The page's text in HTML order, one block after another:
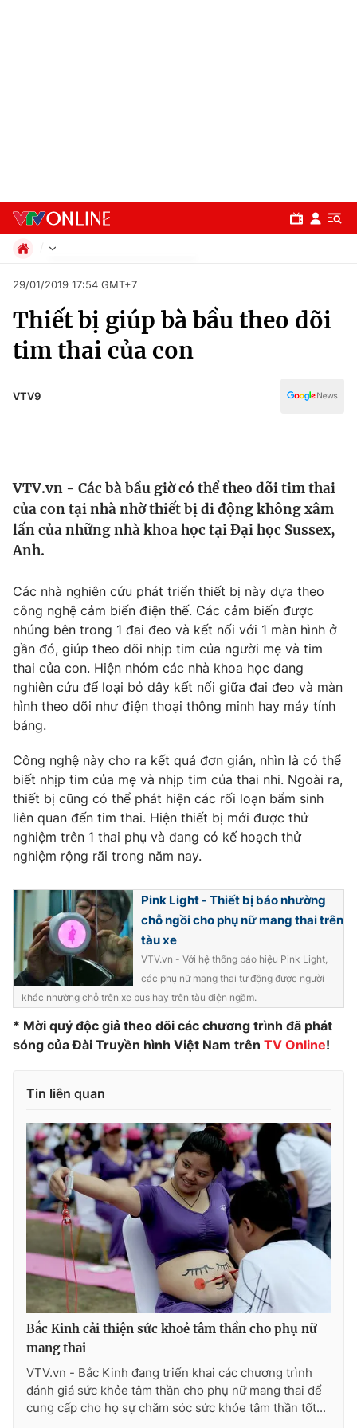
Chuyên mục
Chính trị
Y tế
Thế giới
Thế giới đó đây
Câu chuyện quốc tế
Kinh tế
Tài chính
Thị trường
Góc doanh nghiệp
Dữ liệu và đời sống
Truyền hình
Phim VTV
Nhân vật
Khán giả
Giải sao mai
Giải trí
Điện ảnh
Âm nhạc
Sao
Đời sống
Du lịch
Làm đẹp
Giáo dục
Tuyển sinh
Học trực tuyến
Hitech Công nghệ tương lai
Sản phẩm
Thị trường
Tư vấn
Giao lưu trực tuyến
Lịch phát sóng
Chuyên mục khác
Emagazine Podcast
Photo
Video Shorts video
VTV Money VTV Thể thao
VTV Sức khoẻ Bất động sản
Thị trường 24h Tấm lòng Việt
VTV4 Vươn mình bằng AI
VTV9 VTV8
Liên hệ tòa soạn
Xã hội
Pháp luật
Kinh tế
Thể thao
Giáo dục
29/01/2019 17:54 GMT+7
Thiết bị giúp bà bầu theo dõi
tim thai của con
VTV9
VTV.vn - Các bà bầu giờ có thể theo dõi tim thai
của con tại nhà nhờ thiết bị di động không xâm
lấn của những nhà khoa học tại Đại học Sussex,
Anh.
Các nhà nghiên cứu phát triển thiết bị này dựa theo
công nghệ cảm biến điện thế. Các cảm biến được
nhúng bên trong 1 đai đeo và kết nối với 1 màn hình ở
gần đó, giúp theo dõi nhịp tim của người mẹ và tim
thai của con. Hiện nhóm các nhà khoa học đang
nghiên cứu để loại bỏ dây kết nối giữa đai đeo và màn
hình theo dõi như điện thoại thông minh hay máy tính
bảng.
Công nghệ này cho ra kết quả đơn giản, nhìn là có thể
biết nhịp tim của mẹ và nhịp tim của thai nhi. Ngoài ra,
thiết bị cũng có thể phát hiện các rối loạn bẩm sinh
liên quan đến tim thai. Hiện thiết bị mới được thử
nghiệm trên 1 thai phụ và đang có kế hoạch thử
nghiệm rộng rãi trong năm nay.
Pink Light - Thiết bị báo nhường
chỗ ngồi cho phụ nữ mang thai trên
tàu xe
VTV.vn - Với hệ thống báo hiệu Pink Light,
các phụ nữ mang thai tự động được người
khác nhường chỗ trên xe bus hay trên tàu điện ngầm.
* Mời quý độc giả theo dõi các chương trình đã phát
sóng của Đài Truyền hình Việt Nam trên TV Online!
Tin liên quan
Bắc Kinh cải thiện sức khoẻ tâm thần cho phụ nữ
mang thai
VTV.vn - Bắc Kinh đang triển khai các chương trình
đánh giá sức khỏe tâm thần cho phụ nữ mang thai để
cung cấp cho họ sự chăm sóc sức khỏe tâm thần tốt...